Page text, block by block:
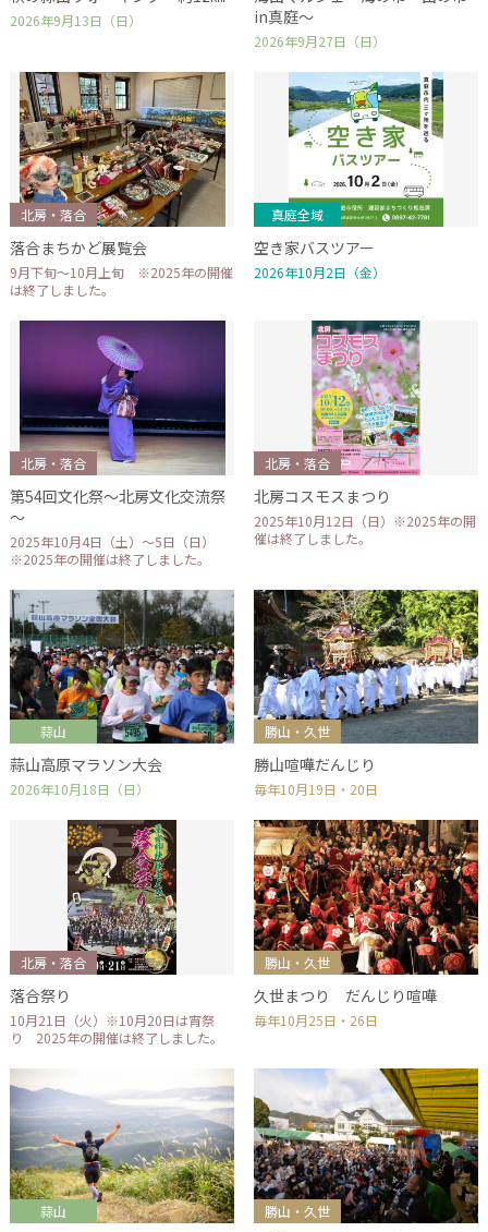
2026年9月13日（日）
in真庭～
2026年9月27日（日）
北房・落合
落合まちかど展覧会
9月下旬～10月上旬 ※2025年の開催
は終了しました。
真庭全域
空き家バスツアー
2026年10月2日（金）
北房・落合
第54回文化祭～北房文化交流祭
～
2025年10月4日（土）～5日（日）
※2025年の開催は終了しました。
北房・落合
北房コスモスまつり
2025年10月12日（日）※2025年の開
催は終了しました。
蒜山
蒜山高原マラソン大会
2026年10月18日（日）
勝山・久世
勝山喧嘩だんじり
毎年10月19日・20日
北房・落合
落合祭り
10月21日（火）※10月20日は宵祭
り 2025年の開催は終了しました。
勝山・久世
久世まつり だんじり喧嘩
毎年10月25日・26日
蒜山 勝山・久世